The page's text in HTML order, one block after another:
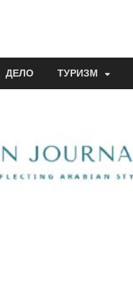
ДЕЛО ТУРИЗМ